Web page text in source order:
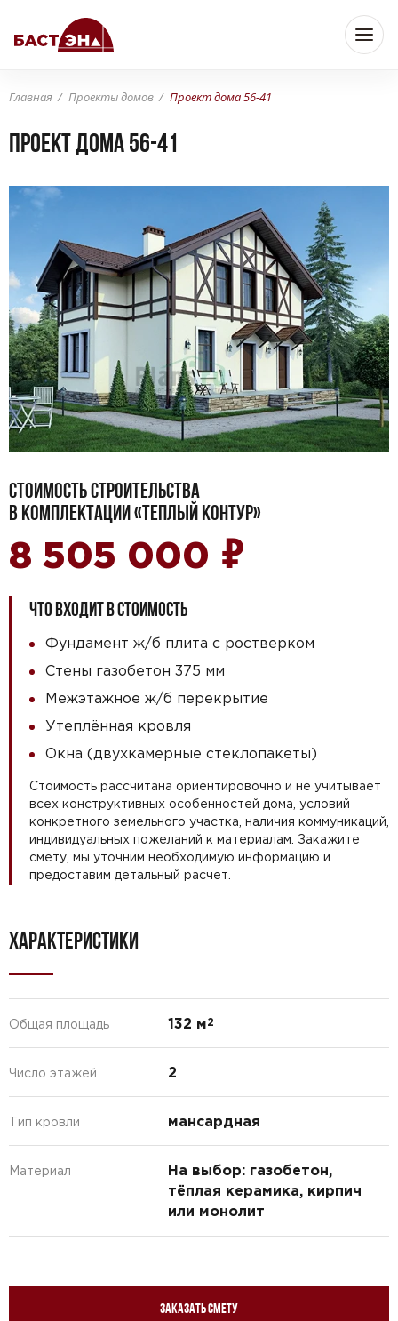
Главная Проекты домов Проект дома 56-41
Проект дома 56-41
СТОИМОСТЬ СТРОИТЕЛЬСТВА
В КОМПЛЕКТАЦИИ «ТЕПЛЫЙ КОНТУР»
8 505 000 ₽
ЧТО ВХОДИТ В СТОИМОСТЬ
Фундамент ж/б плита с ростверком
Стены газобетон 375 мм
Межэтажное ж/б перекрытие
Утеплённая кровля
Окна (двухкамерные стеклопакеты)
Стоимость рассчитана ориентировочно и не учитывает
всех конструктивных особенностей дома, условий
конкретного земельного участка, наличия коммуникаций,
индивидуальных пожеланий к материалам. Закажите
смету, мы уточним необходимую информацию и
предоставим детальный расчет.
ХАРАКТЕРИСТИКИ
Общая площадь 132 м2
Число этажей 2
Тип кровли мансардная
Материал
На выбор: газобетон,
тёплая керамика, кирпич
или монолит
Заказать смету